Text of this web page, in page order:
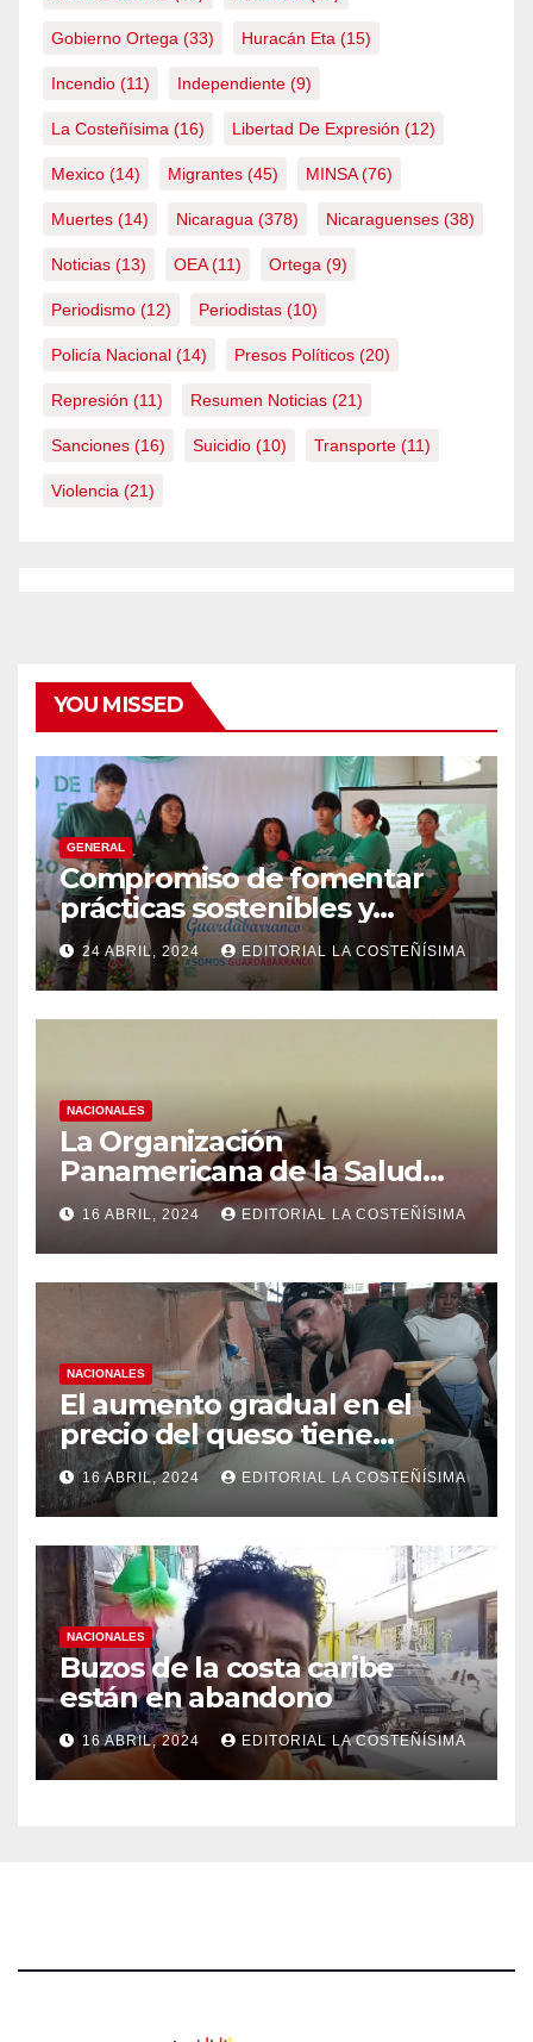
Gobierno Ortega (33) Huracán Eta (15)
Incendio (11) Independiente (9)
La Costeñísima (16) Libertad De Expresión (12)
Mexico (14) Migrantes (45) MINSA(76)
Muertes (14) Nicaragua (378) Nicaraguenses (38)
Noticias (13) OEA(11) Ortega (9)
Periodismo (12) Periodistas (10)
Policía Nacional (14) Presos Políticos (20)
Represión (11) Resumen Noticias (21)
Sanciones (16) Suicidio (10) Transporte (11)
Violencia (21)
YOU MISSED
GENERAL
Compromiso de fomentar
prácticas sostenibles y
conciencia ecológica en las
instituciones educativas
24 ABRIL, 2024 EDITORIAL LA COSTEÑÍSIMA
NACIONALES
La Organización
Panamericana de la Salud
(OPS), recomienda reforzar
medidas ante el aumento de
casos de dengue
16 ABRIL, 2024 EDITORIAL LA COSTEÑÍSIMA
NACIONALES
El aumento gradual en el
precio del queso tiene
efectos a las Panaderias
16 ABRIL, 2024 EDITORIAL LA COSTEÑÍSIMA
NACIONALES
Buzos de la costa caribe
están en abandono
16 ABRIL, 2024 EDITORIAL LA COSTEÑÍSIMA